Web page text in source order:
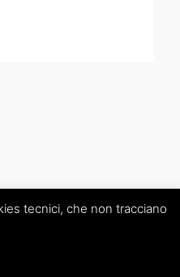
tecnici, che non tracciano